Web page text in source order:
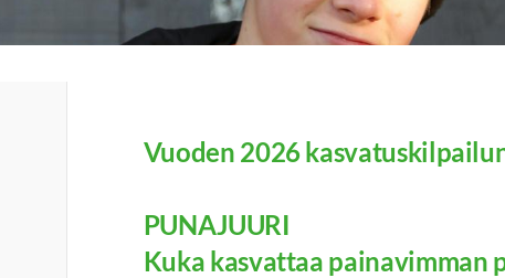
Vuoden 2026
PUNAJUURI
Kuka kasvattaa painavimman